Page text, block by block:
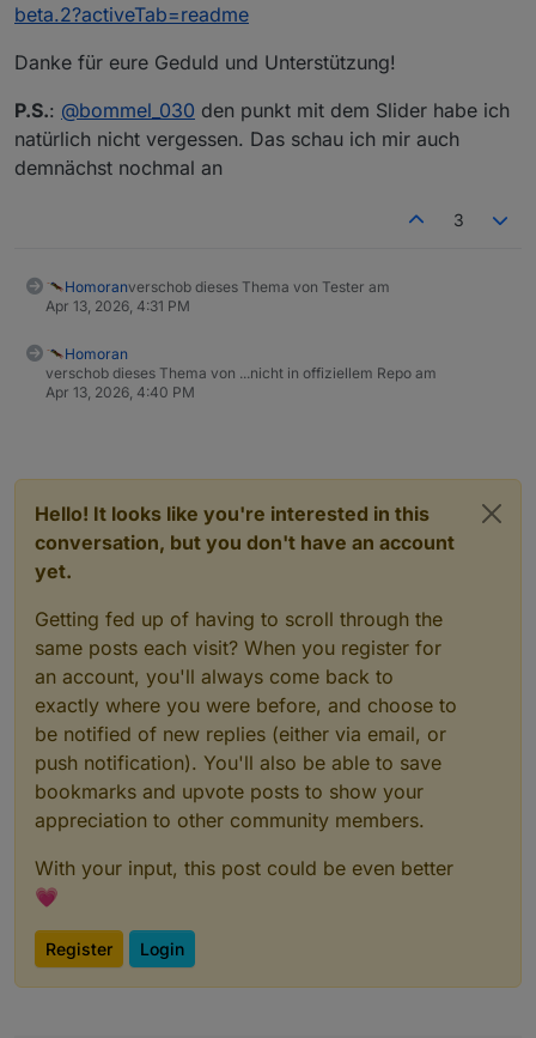
beta.2?activeTab=readme
Danke für eure Geduld und Unterstützung!
P.S.: @bommel_030 den punkt mit dem Slider habe ich
natürlich nicht vergessen. Das schau ich mir auch
demnächst nochmal an
3
Homoranverschob dieses Thema von Tester am
Apr 13, 2026, 4:31 PM
Homoran
verschob dieses Thema von ...nicht in offiziellem Repo am
Apr 13, 2026, 4:40 PM
Hello! It looks like you're interested in this
conversation, but you don't have an account
yet.
Getting fed up of having to scroll through the
same posts each visit? When you register for
an account, you'll always come back to
exactly where you were before, and choose to
be notified of new replies (either via email, or
push notification). You'll also be able to save
bookmarks and upvote posts to show your
appreciation to other community members.
With your input, this post could be even better
💗
Register Login